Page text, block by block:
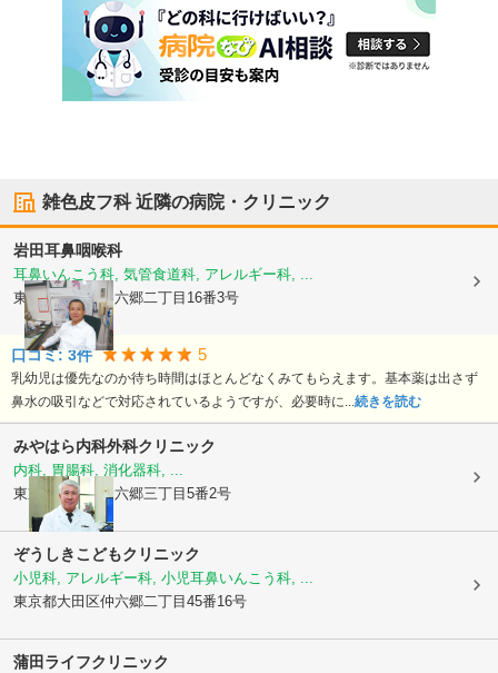
雑色皮フ科近隣の病院・クリニック
岩田耳鼻咽喉科
耳鼻いんこう科, 気管食道科, アレルギー科, ...
東京都大田区 仲六郷二丁目16番3号
口コミ: 3件 5
乳幼児は優先なのか待ち時間はほとんどなくみてもらえます。基本薬は出さず
鼻水の吸引などで対応されているようですが、必要時に...続きを読む
みやはら内科外科クリニック
内科, 胃腸科, 消化器科, ...
東京都大田区 仲六郷三丁目5番2号
ぞうしきこどもクリニック
小児科, アレルギー科, 小児耳鼻いんこう科, ...
東京都大田区仲六郷二丁目45番16号
蒲田ライフクリニック